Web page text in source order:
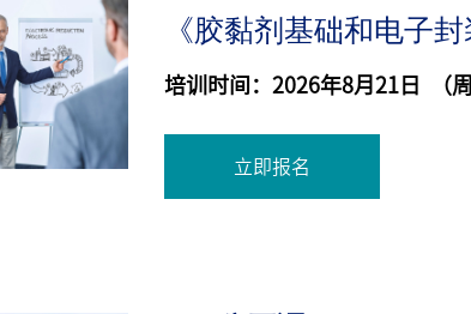
《胶黏剂基础和电子
培训时间：2026年8月21日 （
立即报名